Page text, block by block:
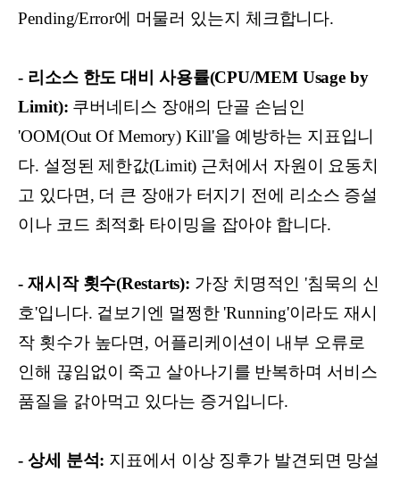
Pending/Error에 머물러 있는지 체크합니다.
- 리소스 한도 대비 사용률(CPU/MEM Usage by
Limit): 쿠버네티스 장애의 단골 손님인
'OOM(Out Of Memory) Kill'을 예방하는 지표입니
다. 설정된 제한값(Limit) 근처에서 자원이 요동치
고 있다면, 더 큰 장애가 터지기 전에 리소스 증설
이나 코드 최적화 타이밍을 잡아야 합니다.
- 재시작 횟수(Restarts): 가장 치명적인 '침묵의 신
호'입니다. 겉보기엔 멀쩡한 'Running'이라도 재시
작 횟수가 높다면, 어플리케이션이 내부 오류로
인해 끊임없이 죽고 살아나기를 반복하며 서비스
품질을 갉아먹고 있다는 증거입니다.
- 상세 분석: 지표에서 이상 징후가 발견되면 망설